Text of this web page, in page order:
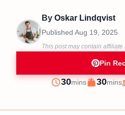
By Oskar Lindqvist
Published Aug 19, 2025
This post may contain affiliate
Pin
Prep
30minutes
mins
Cook
30mins